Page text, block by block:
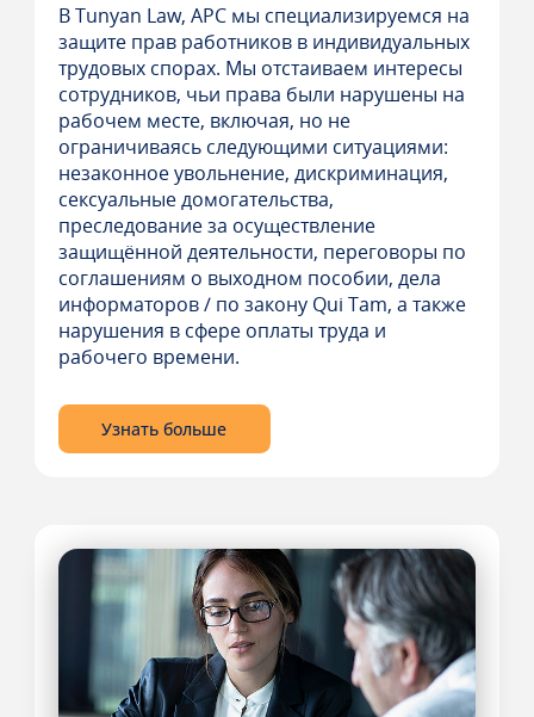
В Tunyan Law, APC мы специализируемся на
защите прав работников в индивидуальных
трудовых спорах. Мы отстаиваем интересы
сотрудников, чьи права были нарушены на
рабочем месте, включая, но не
ограничиваясь следующими ситуациями:
незаконное увольнение, дискриминация,
сексуальные домогательства,
преследование за осуществление
защищённой деятельности, переговоры по
соглашениям о выходном пособии, дела
информаторов / по закону Qui Tam, а также
нарушения в сфере оплаты труда и
рабочего времени.
Узнать больше